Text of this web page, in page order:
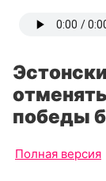
победы
Полная версия